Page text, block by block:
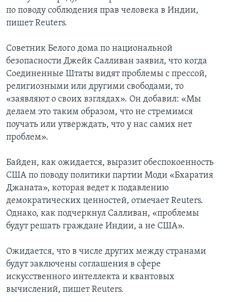
по поводу соблюдения прав человека в Индии,
пишет Reuters.
Cоветник Белого дома по национальной
безопасности Джейк Салливан заявил, что когда
Соединенные Штаты видят проблемы с прессой,
религиозными или другими свободами, то
«заявляют о своих взглядах». Он добавил: «Мы
делаем это таким образом, что не стремимся
поучать или утверждать, что у нас самих нет
проблем».
Байден, как ожидается, выразит обеспокоенность
США по поводу политики партии Моди «Бхаратия
Джаната», которая ведет к подавлению
демократических ценностей, отмечает Reuters.
Однако, как подчеркнул Салливан, «проблемы
будут решать граждане Индии, а не США».
Ожидается, что в числе других между странами
будут заключены соглашения в сфере
искусственного интеллекта и квантовых
вычислений, пишет Reuters.